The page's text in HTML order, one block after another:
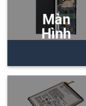
Màn
Hình